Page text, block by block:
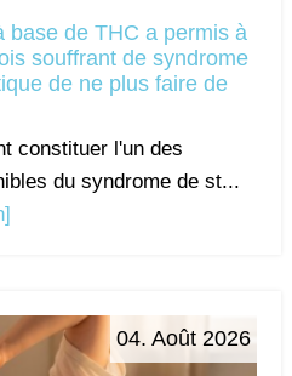
base de THC a permis à
souffrant de syndrome
de ne plus faire de
constituer l'un des
du syndrome de st...
04. Août 2026